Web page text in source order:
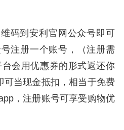
码到安利官网公众号即可
注册一个账号，（注册需
会用优惠券的形式返还你
可当现金抵扣，相当于免费
，注册账号可享受购物优